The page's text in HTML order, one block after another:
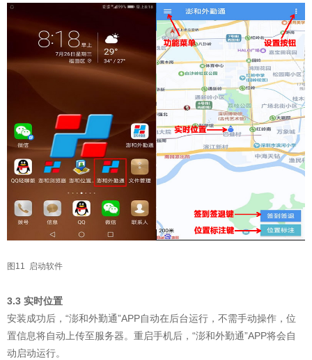
图11 启动软件
3.3 实时位置
安装成功后，“澎和外勤通”APP自动在后台运行，不需手动操作，位
置信息将自动上传至服务器。重启手机后，“澎和外勤通”APP将会自
动启动运行。